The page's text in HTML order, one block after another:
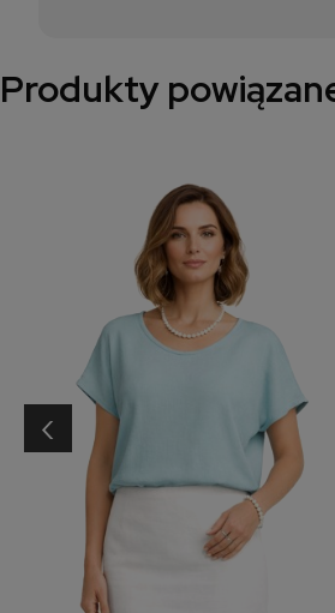
Produkty
‹